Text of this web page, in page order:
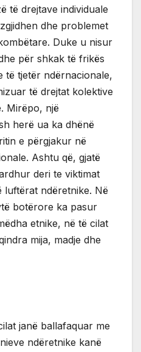
të drejtave individuale
dhe problemet
Duke u nisur
për shkak të frikës
të tjetër ndërnacionale,
të drejtat kolektive
Mirëpo, një
herë ua ka dhënë
e përgjakur në
Ashtu që, gjatë
deri te viktimat
luftërat ndëretnike. Në
botërore ka pasur
etnike, në të cilat
mija, madje dhe
janë ballafaquar me
ndëretnike kanë